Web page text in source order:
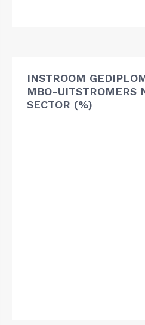
INSTROOM
MBO-UITSTROMERS
SECTOR (%)